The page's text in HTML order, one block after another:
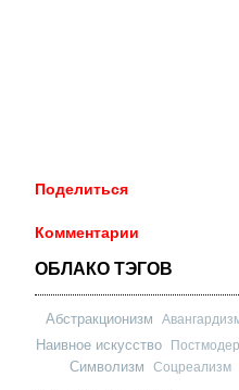
Поделиться
Комментарии
ОБЛАКО ТЭГОВ
Абстракционизм
Наивное искусство
Символизм Соцреализм